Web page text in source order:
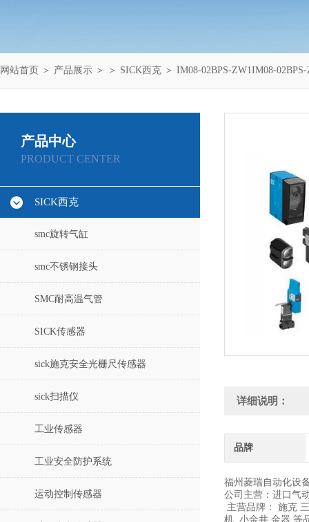
网站首页 ＞ 产品展示 ＞ ＞ SICK西克 ＞ IM08-02BPS-ZW1IM08-
产品中心
PRODUCT CENTER
SICK西克
smc旋转气缸
smc不锈钢接头
SMC耐高温气管
SICK传感器
sick施克安全光栅尺传感器
sick扫描仪
工业传感器
工业安全防护系统
运动控制传感器
详细说明：
品牌
福州菱瑞自动化设
公司主营：进口气
主营品牌： 施克
机 小金井 金器 等